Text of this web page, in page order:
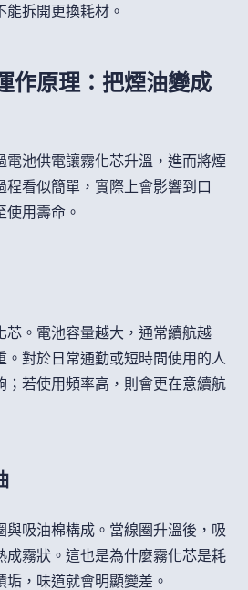
拆開更換耗材。
作原理：把煙油變成
電池供電讓霧化芯升溫，進而將煙
程看似簡單，實際上會影響到口
用壽命。
芯。電池容量越大，通常續航越
。對於日常通勤或短時間使用的人
；若使用頻率高，則會更在意續航
與吸油棉構成。當線圈升溫後，吸
成霧狀。這也是為什麼霧化芯是耗
，味道就會明顯變差。